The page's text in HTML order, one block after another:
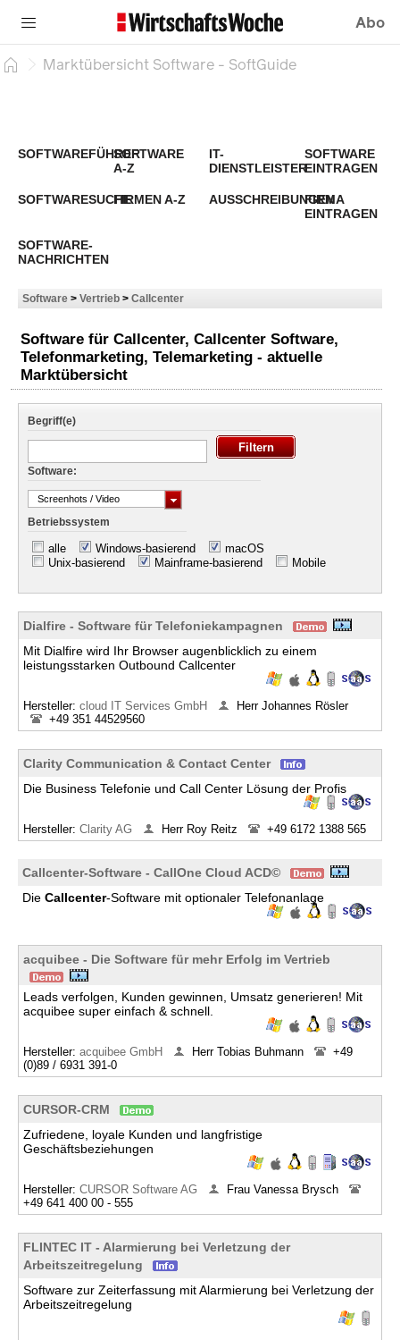
Abo
Marktübersicht Software - SoftGuide
SOFTWAREFÜHRERSOFTWARE
A-Z
IT-
DIENSTLEISTER
SOFTWARE
EINTRAGEN
SOFTWARESUCHEFIRMEN A-Z AUSSCHREIBUNGEN
FIRMA
EINTRAGEN
SOFTWARE-
NACHRICHTEN
Software > Vertrieb > Callcenter
Software für Callcenter, Callcenter Software,
Telefonmarketing, Telemarketing - aktuelle
Marktübersicht
Begriff(e)
Software:
Screenhots / Video
Betriebssystem
alle Windows-basierend
macOS
Unix-basierend
Mainframe-basierend Mobile
Dialfire - Software für Telefoniekampagnen
Mit Dialfire wird Ihr Browser augenblicklich zu einem
leistungsstarken Outbound Callcenter
Hersteller: cloud IT Services GmbH
Herr Johannes Rösler
+49 351 44529560
Clarity Communication & Contact Center
Die Business Telefonie und Call Center Lösung der Profis
Hersteller: Clarity AG Herr Roy Reitz +49 6172 1388 565
Callcenter-Software - CallOne Cloud ACD©
Die Callcenter-Software mit optionaler Telefonanlage
acquibee - Die Software für mehr Erfolg im Vertrieb
Leads verfolgen, Kunden gewinnen, Umsatz generieren! Mit
acquibee super einfach & schnell.
Hersteller: acquibee GmbH Herr Tobias Buhmann
+49
(0)89 / 6931 391-0
CURSOR-CRM
Zufriedene, loyale Kunden und langfristige
Geschäftsbeziehungen
Hersteller: CURSOR Software AG
Frau Vanessa Brysch
+49 641 400 00 - 555
FLINTEC IT - Alarmierung bei Verletzung der
Arbeitszeitregelung
Software zur Zeiterfassung mit Alarmierung bei Verletzung der
Arbeitszeitregelung